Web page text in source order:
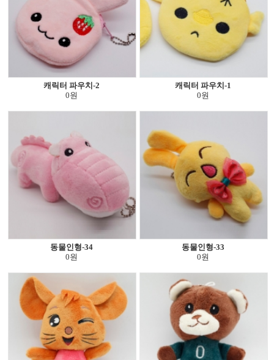
캐릭터 파우치-2
0원
캐릭터 파우치-1
0원
동물인형-34
0원
동물인형-33
0원